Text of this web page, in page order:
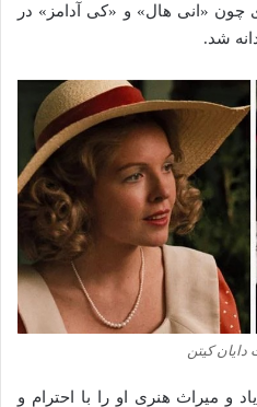
چون «انی هال» و «کی آدامز» در
شد.
کیتن
و میراث هنری او را با احترام و